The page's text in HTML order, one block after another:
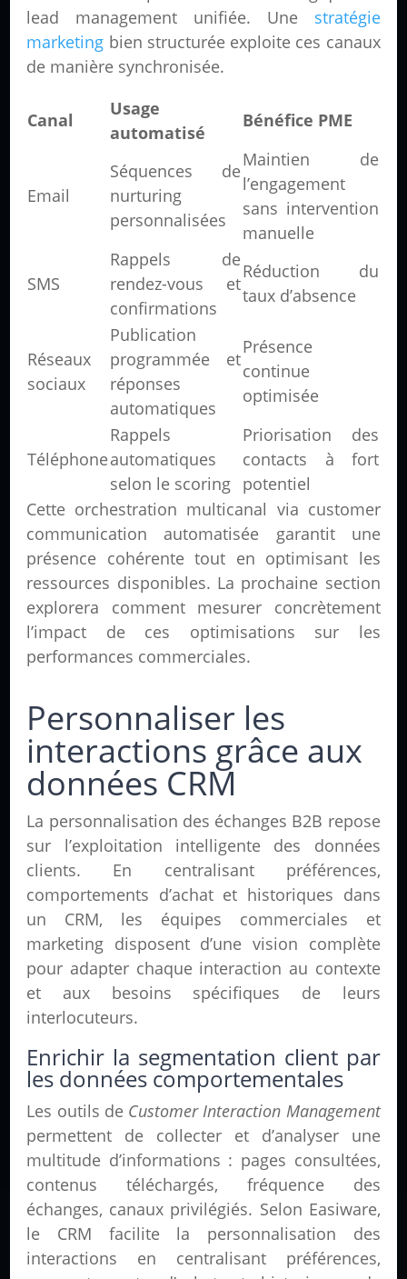
lead management unifiée. Une stratégie
marketing bien structurée exploite ces canaux
de manière synchronisée.
Canal
Usage
automatisé
Bénéfice PME
Email
Séquences de
nurturing
personnalisées
Maintien de
l’engagement
sans intervention
manuelle
SMS
Rappels de
rendez-vous et
confirmations
Réduction du
taux d’absence
Réseaux
sociaux
Publication
programmée et
réponses
automatiques
Présence
continue
optimisée
Téléphone
Rappels
automatiques
selon le scoring
Priorisation des
contacts à fort
potentiel
Cette orchestration multicanal via customer
communication automatisée garantit une
présence cohérente tout en optimisant les
ressources disponibles. La prochaine section
explorera comment mesurer concrètement
l’impact de ces optimisations sur les
performances commerciales.
Personnaliser les
interactions grâce aux
données CRM
La personnalisation des échanges B2B repose
sur l’exploitation intelligente des données
clients. En centralisant préférences,
comportements d’achat et historiques dans
un CRM, les équipes commerciales et
marketing disposent d’une vision complète
pour adapter chaque interaction au contexte
et aux besoins spécifiques de leurs
interlocuteurs.
Enrichir la segmentation client par
les données comportementales
Les outils de Customer Interaction Management
permettent de collecter et d’analyser une
multitude d’informations : pages consultées,
contenus téléchargés, fréquence des
échanges, canaux privilégiés. Selon Easiware,
le CRM facilite la personnalisation des
interactions en centralisant préférences,